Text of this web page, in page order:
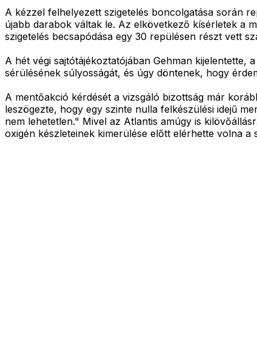
A kézzel felhelyezett szigetelés boncolgatása során
újabb darabok váltak le. Az elkövetkező kísérletek a
szigetelés becsapódása egy 30 repülésen részt vett
A hét végi sajtótájékoztatójában Gehman kijelentette,
sérülésének súlyosságát, és úgy döntenek, hogy
A mentőakció kérdését a vizsgáló bizottság már
leszögezte, hogy egy szinte nulla felkészülési idejű
nem lehetetlen." Mivel az Atlantis amúgy is
oxigén készleteinek kimerülése előtt elérhette volna a